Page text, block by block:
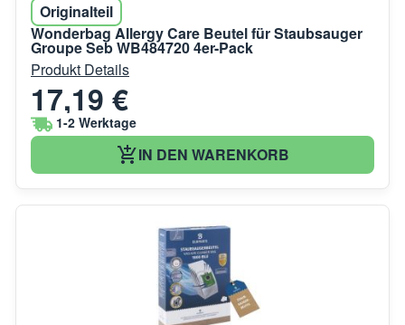
Originalteil
Wonderbag Allergy Care Beutel für Staubsauger
Groupe Seb WB484720 4er-Pack
Produkt Details
17,19 €
1-2 Werktage
IN DEN WARENKORB